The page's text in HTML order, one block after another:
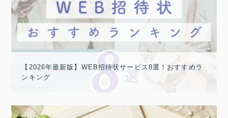
【2026年最新版】WEB招待状サービス8選！おすすめラ
ンキング